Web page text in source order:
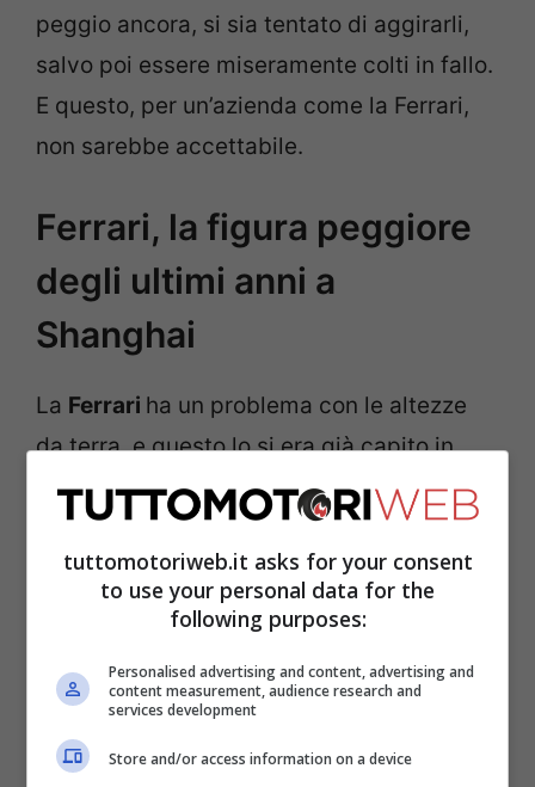
peggio ancora, si sia tentato di aggirarli,
salvo poi essere miseramente colti in fallo.
E questo, per un’azienda come la Ferrari,
non sarebbe accettabile.
Ferrari, la figura peggiore
degli ultimi anni a
Shanghai
La Ferrari ha un problema con le altezze
da terra, e questo lo si era già capito in
Australia. Per farla breve, la SF-25 va
forte, come avvenuto nella Sprint Race,
quando può viaggiare vicina al suolo, ma i
tecnici sono poi costretti ad alzarla per
evidentemente non è bastata in Cina, a
perdere prestazione. In sostanza,la nuova
tuttomotoriweb.it asks for your consent
to use your personal data for the
following purposes:
Personalised advertising and content, advertising and
content measurement, audience research and
services development
Store and/or access information on a device